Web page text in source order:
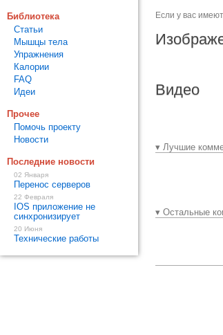
Если у вас
Видео
▾ Лучшие
▾ Остальные
Библиотека
Статьи
Мышцы тела
Упражнения
Калории
FAQ
Идеи
Прочее
Помочь проекту
Новости
Последние новости
02 Января
Перенос серверов
22 Февраля
IOS приложение не
синхронизирует
20 Июня
Технические работы